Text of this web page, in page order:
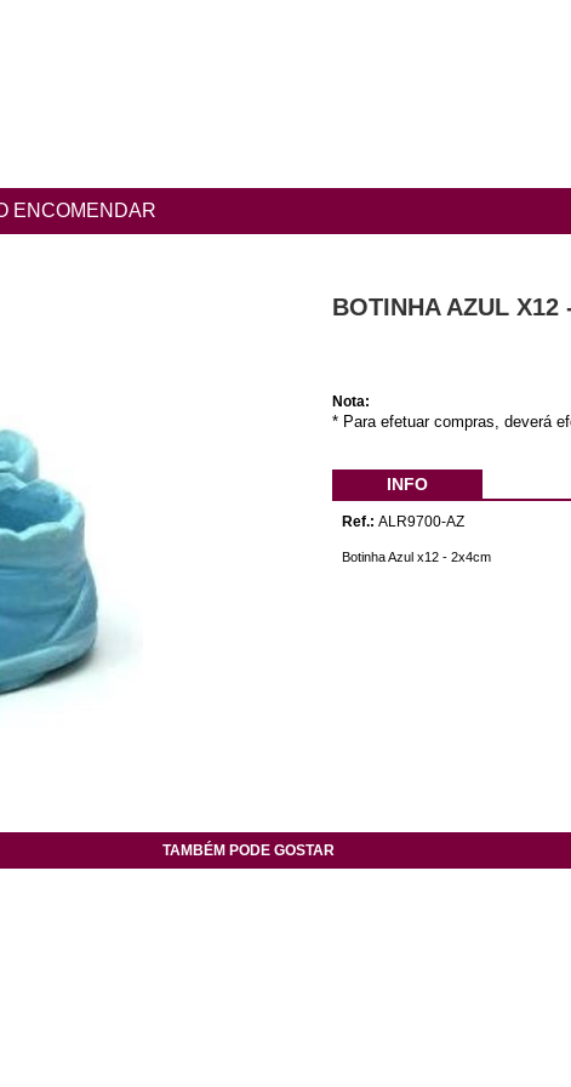
ENCOMENDAR
BOTINHA AZUL X12
Nota:
* Para efetuar compras, deverá
INFO
Ref.: ALR9700-AZ
Botinha Azul x12 - 2x4cm
TAMBÉM PODE GOSTAR